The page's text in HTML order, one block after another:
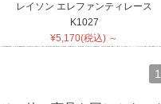
レイソン エレファンティレース
K1027
¥5,170(税込) ～
1